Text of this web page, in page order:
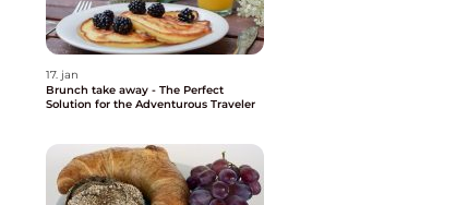
17. jan
Brunch take away - The Perfect
Solution for the Adventurous Traveler